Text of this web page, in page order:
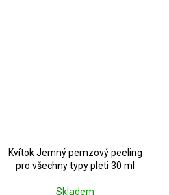
Kvítok Jemný pemzový peeling
pro všechny typy pleti 30 ml
Skladem